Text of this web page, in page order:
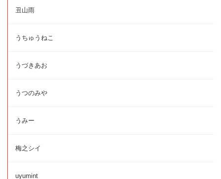
丑山雨
うちゅうねこ
うづきあお
うつのみや
うみー
梅之シイ
uyumint